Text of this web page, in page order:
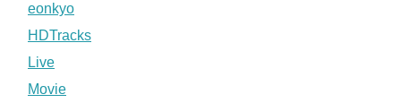
eonkyo
HDTracks
Live
Movie